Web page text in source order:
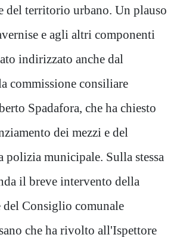
del territorio urbano. Un plauso
e agli altri componenti
indirizzato anche dal
commissione consiliare
Spadafora, che ha chiesto
dei mezzi e del
polizia municipale. Sulla stessa
il breve intervento della
del Consiglio comunale
che ha rivolto all'Ispettore